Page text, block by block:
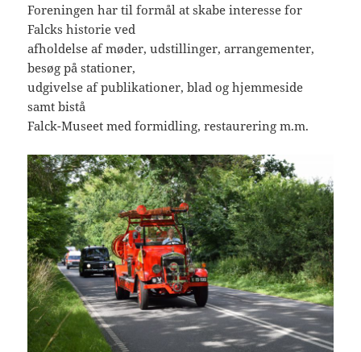
Foreningen har til formål at skabe interesse for
Falcks historie ved
afholdelse af møder, udstillinger, arrangementer,
besøg på stationer,
udgivelse af publikationer, blad og hjemmeside
samt bistå
Falck-Museet med formidling, restaurering m.m.